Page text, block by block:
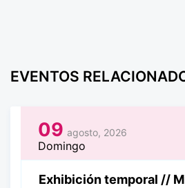
EVENTOS
09 agosto, 2026
Domingo
Exhibición temporal //